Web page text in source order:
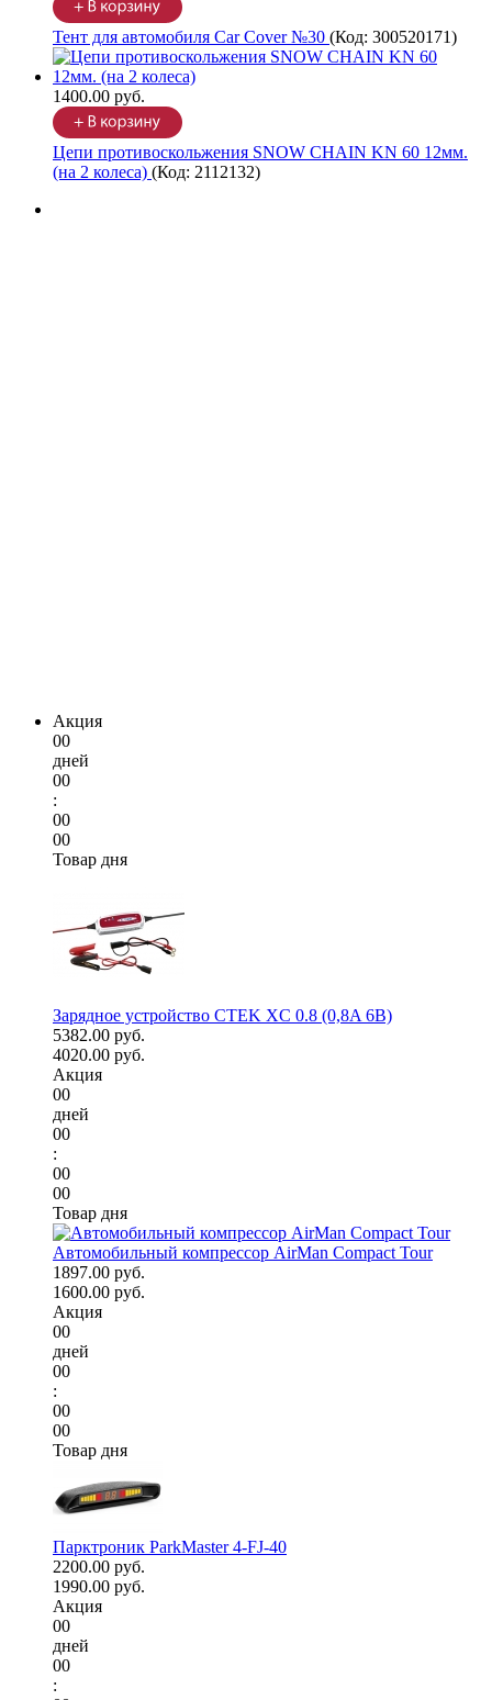
Тент для автомобиля Car Cover №30 (Код: 300520171)
1400.00 руб.
Цепи противоскольжения SNOW CHAIN KN 60 12мм.
(на 2 колеса) (Код: 2112132)
Акция
00
дней
00
:
00
00
Товар дня
Зарядное устройство CTEK XC 0.8 (0,8A 6В)
5382.00 руб.
4020.00 руб.
Акция
00
дней
00
:
00
00
Товар дня
Автомобильный компрессор AirMan Compact Tour
1897.00 руб.
1600.00 руб.
Акция
00
дней
00
:
00
00
Товар дня
Парктроник ParkMaster 4-FJ-40
2200.00 руб.
1990.00 руб.
Акция
00
дней
00
: